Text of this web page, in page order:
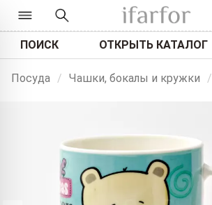
ПОИСК ОТКРЫТЬ КАТАЛОГ
Посуда / Чашки, бокалы и кружки /